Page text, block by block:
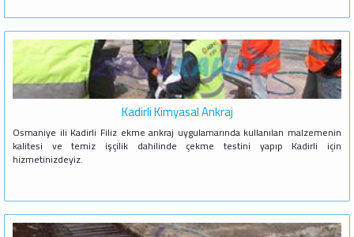
Kadirli Kimyasal Ankraj
Osmaniye ili Kadirli Filiz ekme ankraj uygulamarında kullanılan malzemenin
kalitesi ve temiz işçilik dahilinde çekme testini yapıp Kadirli için
hizmetinizdeyiz.